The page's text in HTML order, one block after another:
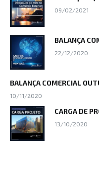
09/02/2021
BALANÇA
22/12/2020
BALANÇA COMERCIAL
10/11/2020
CARGA DE
13/10/2020